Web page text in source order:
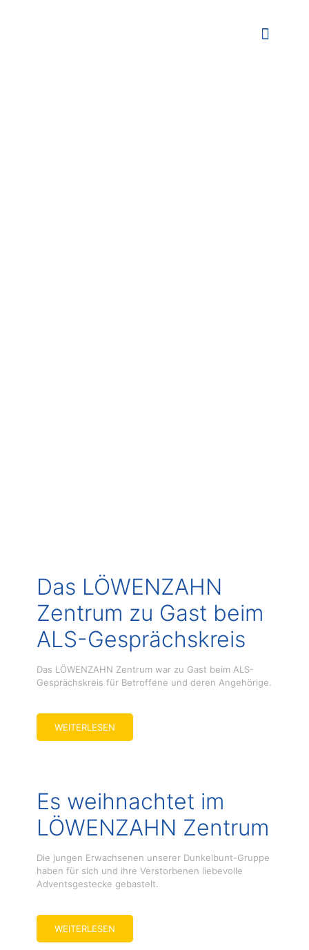
Das LÖWENZAHN
Zentrum zu Gast beim
ALS-Gesprächskreis
Das LÖWENZAHN Zentrum war zu Gast beim ALS-
Gesprächskreis für Betroffene und deren Angehörige.
WEITERLESEN
Es weihnachtet im
LÖWENZAHN Zentrum
Die jungen Erwachsenen unserer Dunkelbunt-Gruppe
haben für sich und ihre Verstorbenen liebevolle
Adventsgestecke gebastelt.
WEITERLESEN